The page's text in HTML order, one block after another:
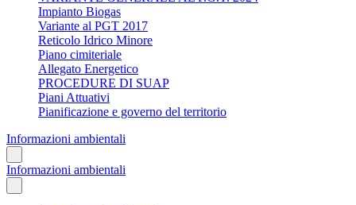
Impianto Biogas
Variante al PGT 2017
Reticolo Idrico Minore
Piano cimiteriale
Allegato Energetico
PROCEDURE DI SUAP
Piani Attuativi
Pianificazione e governo del territorio
Informazioni ambientali
Informazioni ambientali